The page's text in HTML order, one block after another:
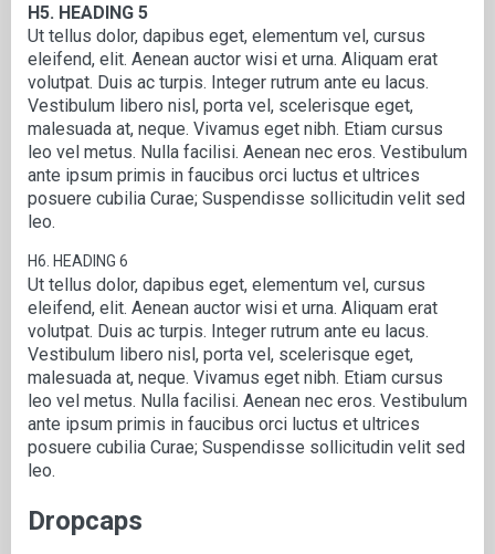
H5. HEADING 5
Ut tellus dolor, dapibus eget, elementum vel, cursus
eleifend, elit. Aenean auctor wisi et urna. Aliquam erat
volutpat. Duis ac turpis. Integer rutrum ante eu lacus.
Vestibulum libero nisl, porta vel, scelerisque eget,
malesuada at, neque. Vivamus eget nibh. Etiam cursus
leo vel metus. Nulla facilisi. Aenean nec eros. Vestibulum
ante ipsum primis in faucibus orci luctus et ultrices
posuere cubilia Curae; Suspendisse sollicitudin velit sed
leo.
H6. HEADING 6
Ut tellus dolor, dapibus eget, elementum vel, cursus
eleifend, elit. Aenean auctor wisi et urna. Aliquam erat
volutpat. Duis ac turpis. Integer rutrum ante eu lacus.
Vestibulum libero nisl, porta vel, scelerisque eget,
malesuada at, neque. Vivamus eget nibh. Etiam cursus
leo vel metus. Nulla facilisi. Aenean nec eros. Vestibulum
ante ipsum primis in faucibus orci luctus et ultrices
posuere cubilia Curae; Suspendisse sollicitudin velit sed
leo.
Dropcaps